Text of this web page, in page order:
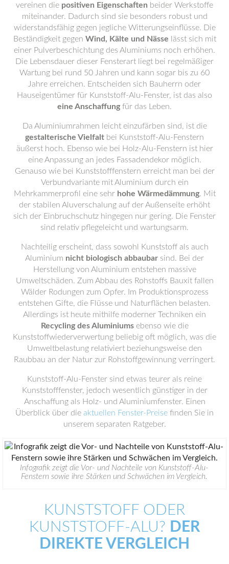
vereinen die positiven Eigenschaften beider Werkstoffe
miteinander. Dadurch sind sie besonders robust und
widerstandsfähig gegen jegliche Witterungseinflüsse. Die
Beständigkeit gegen Wind, Kälte und Nässe lässt sich mit
einer Pulverbeschichtung des Aluminiums noch erhöhen.
Die Lebensdauer dieser Fensterart liegt bei regelmäßiger
Wartung bei rund 50 Jahren und kann sogar bis zu 60
Jahre erreichen. Entscheiden sich Bauherrn oder
Hauseigentümer für Kunststoff-Alu-Fenster, ist das also
eine Anschaffung für das Leben.
Da Aluminiumrahmen leicht einzufärben sind, ist die
gestalterische Vielfalt bei Kunststoff-Alu-Fenstern
äußerst hoch. Ebenso wie bei Holz-Alu-Fenstern ist hier
eine Anpassung an jedes Fassadendekor möglich.
Genauso wie bei Kunststofffenstern erreicht man bei der
Verbundvariante mit Aluminium durch ein
Mehrkammerprofil eine sehr hohe Wärmedämmung. Mit
der stabilen Aluverschalung auf der Außenseite erhöht
sich der Einbruchschutz hingegen nur gering. Die Fenster
sind relativ pflegeleicht und wartungsarm.
Nachteilig erscheint, dass sowohl Kunststoff als auch
Aluminium nicht biologisch abbaubar sind. Bei der
Herstellung von Aluminium entstehen massive
Umweltschäden. Zum Abbau des Rohstoffs Bauxit fallen
Wälder Rodungen zum Opfer. Im Produktionsprozess
entstehen Gifte, die Flüsse und Naturflächen belasten.
Allerdings ist heute mithilfe moderner Techniken ein
Recycling des Aluminiumsebenso wie die
Kunststoffwiederverwertung beliebig oft möglich, was die
Umweltbelastung relativiert beziehungsweise den
Raubbau an der Natur zur Rohstoffgewinnung verringert.
Kunststoff-Alu-Fenster sind etwas teurer als reine
Kunststofffenster, jedoch wesentlich günstiger in der
Anschaffung als Holz- und Aluminiumfenster. Einen
Überblick über die aktuellen Fenster-Preise finden Sie in
unserem separaten Ratgeber.
Infografik zeigt die Vor- und Nachteile von Kunststoff-Alu-
Fenstern sowie ihre Stärken und Schwächen im Vergleich.
KUNSTSTOFF ODER
KUNSTSTOFF-ALU? DER
DIREKTE VERGLEICH